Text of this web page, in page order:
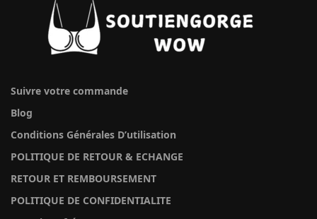
Suivre votre commande
Blog
Conditions Générales D’utilisation
POLITIQUE DE RETOUR & ECHANGE
RETOUR ET REMBOURSEMENT
POLITIQUE DE CONFIDENTIALITE